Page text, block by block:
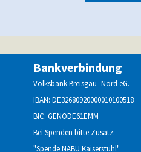
Bankverbindung
Volksbank Breisgau- Nord eG.
IBAN: DE32680920000010100518
BIC: GENODE61EMM
Bei Spenden bitte Zusatz:
"Spende NABU Kaiserstuhl"